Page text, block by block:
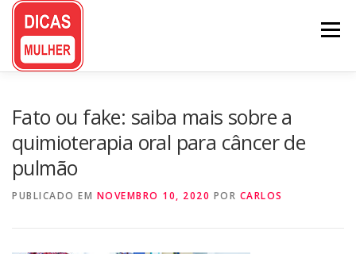
Pular
conteúdo
Menu
Fato ou fake: saiba mais sobre a
quimioterapia oral para câncer de
pulmão
PUBLICADO EM NOVEMBRO 10, 2020 POR CARLOS